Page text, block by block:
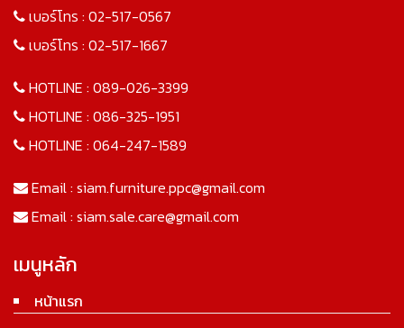
เบอร์โทร : 02-517-0567
เบอร์โทร : 02-517-1667
HOTLINE : 089-026-3399
HOTLINE : 086-325-1951
HOTLINE : 064-247-1589
Email : siam.furniture.ppc@gmail.com
Email : siam.sale.care@gmail.com
เมนูหลัก
หน้าแรก